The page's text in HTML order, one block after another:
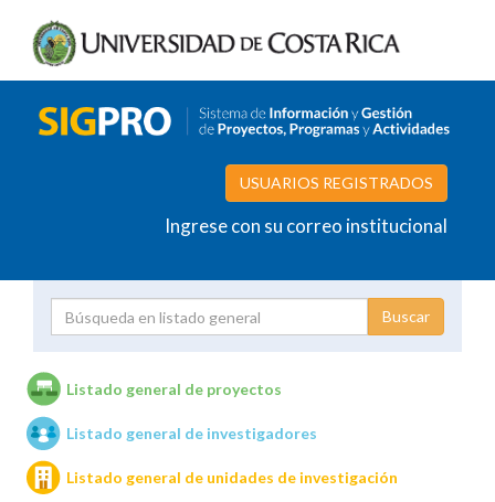
USUARIOS REGISTRADOS
Ingrese con su correo institucional
Unidades de investigación
Listado general de proyectos
Listado general de investigadores
Listado general de unidades de investigación